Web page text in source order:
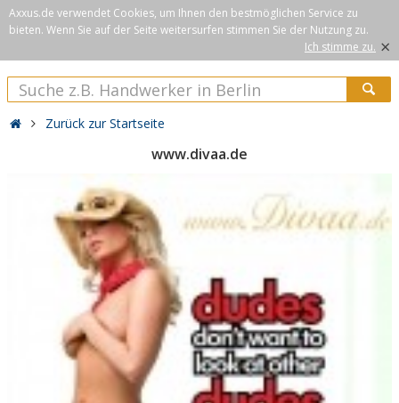
Axxus.de verwendet Cookies, um Ihnen den bestmöglichen Service zu
bieten. Wenn Sie auf der Seite weitersurfen stimmen Sie der Nutzung zu.
Ich stimme zu. ×
Zurück zur Startseite
www.divaa.de